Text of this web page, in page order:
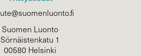
Suomen Luonto
Sörnäistenkatu 1
00580 Helsinki